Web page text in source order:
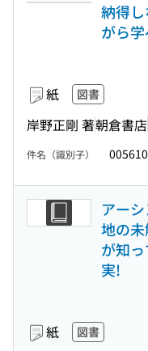
納得
がら
紙 図書
岸野正剛 著朝倉書店
件名（識別子）
アー
地の
が知
実!
紙 図書